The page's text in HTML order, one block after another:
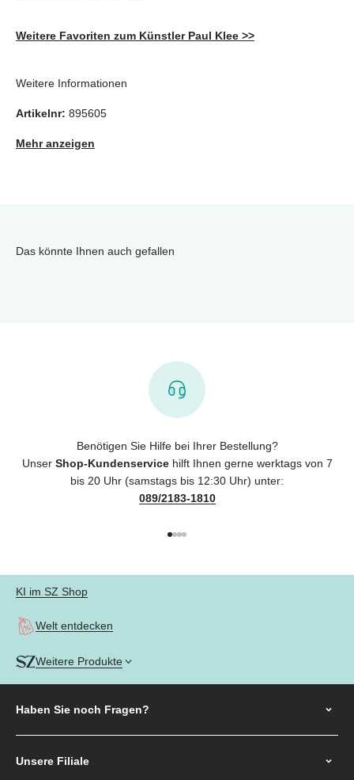
Weitere Favoriten zum Künstler Paul Klee >>
Weitere Informationen
Artikelnr: 895605
Mehr anzeigen
Das könnte Ihnen auch gefallen
Benötigen Sie Hilfe bei Ihrer Bestellung?
Unser Shop-Kundenservicehilft Ihnen gerne werktags von 7
bis 20 Uhr (samstags bis 12:30 Uhr) unter:
089/2183-1810
KI im SZ Shop
Welt entdecken
Weitere Produkte
Haben Sie noch Fragen?
Unsere Filiale